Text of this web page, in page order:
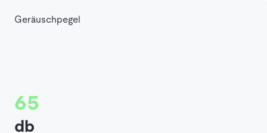
Geräuschpegel
65
db